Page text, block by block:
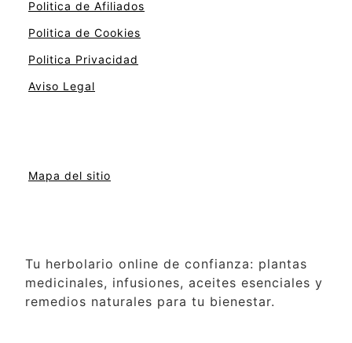
Politica de Afiliados
Politica de Cookies
Politica Privacidad
Aviso Legal
Mapa del sitio
Tu herbolario online de confianza: plantas
medicinales, infusiones, aceites esenciales y
remedios naturales para tu bienestar.